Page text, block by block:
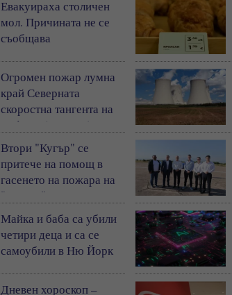
Евакуираха столичен
мол. Причината не се
съобщава
Огромен пожар лумна
край Северната
скоростна тангента на
София - (ВИДЕО)
Втори "Кугър" се
притече на помощ в
гасенето на пожара на
"Тракия"
Майка и баба са убили
четири деца и са се
самоубили в Ню Йорк
Дневен хороскоп –